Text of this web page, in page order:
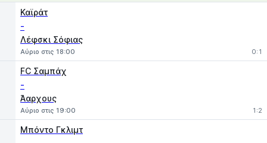
Καϊράτ
-
Λέφσκι Σόφιας
Αύριο στις 18:00 0:1
FC Σαμπάχ
-
Άαρχους
Αύριο στις 19:00 1:2
Μπόντο Γκλιμτ